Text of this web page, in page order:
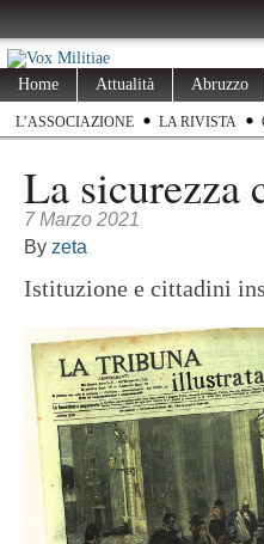
Home Attualità Abruzzo
L’ASSOCIAZIONE LA RIVISTA
La sicurezza
7 Marzo 2021
By zeta
Istituzione e cittadini